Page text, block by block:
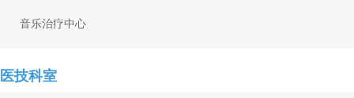
音乐治疗中心
医技科室